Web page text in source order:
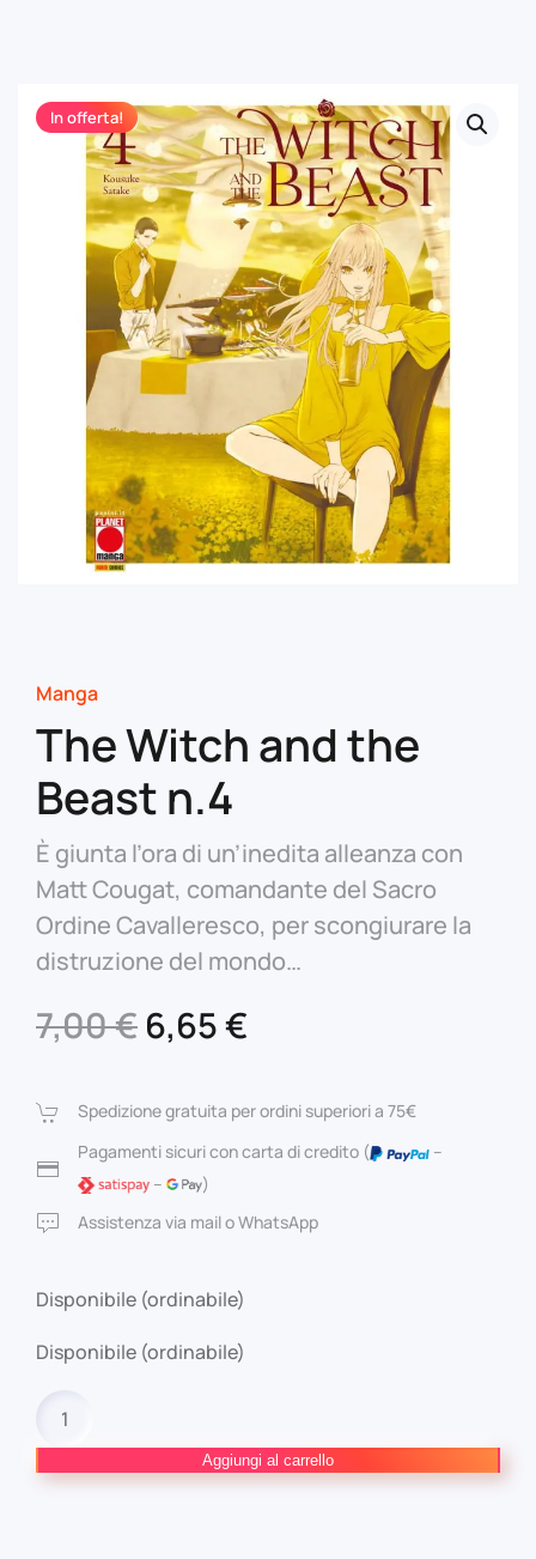
In offerta!
Manga
The Witch and the
Beast n.4
È giunta l’ora di un’inedita alleanza con
Matt Cougat, comandante del Sacro
Ordine Cavalleresco, per scongiurare la
distruzione del mondo…
7,00€ Il
originale
era:
7,00 €.
6,65€
attuale
è:
Spedizione gratuita per ordini superiori a 75€
Pagamenti sicuri con carta di credito (
–
–
)
Assistenza via mail o WhatsApp
Disponibile (ordinabile)
Disponibile (ordinabile)
Witch
the
Aggiungi al carrello